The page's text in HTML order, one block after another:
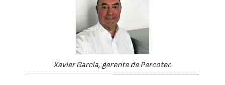
Xavier Garcia, gerente de Percoter.